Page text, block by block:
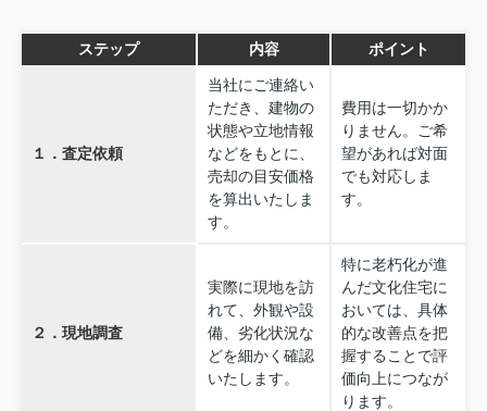
ステップ 内容 ポイント
１．査定依頼
当社にご連絡い
ただき、建物の
状態や立地情報
などをもとに、
売却の目安価格
を算出いたしま
す。
費用は一切かか
りません。ご希
望があれば対面
でも対応しま
す。
２．現地調査
実際に現地を訪
れて、外観や設
備、劣化状況な
どを細かく確認
いたします。
特に老朽化が進
んだ文化住宅に
おいては、具体
的な改善点を把
握することで評
価向上につなが
ります。